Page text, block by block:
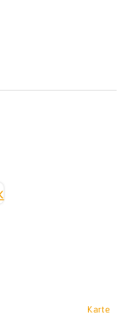
Karte